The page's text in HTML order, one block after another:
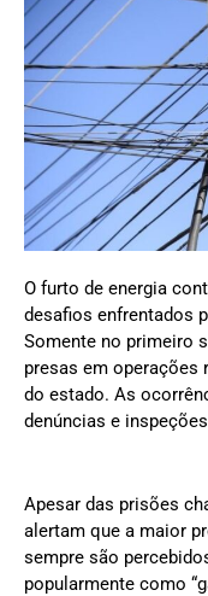
O furto de energia
desafios enfrentados
Somente no primeiro
presas em operações
do estado. As
denúncias e
Apesar das prisões
alertam que a maior
sempre são
popularmente como